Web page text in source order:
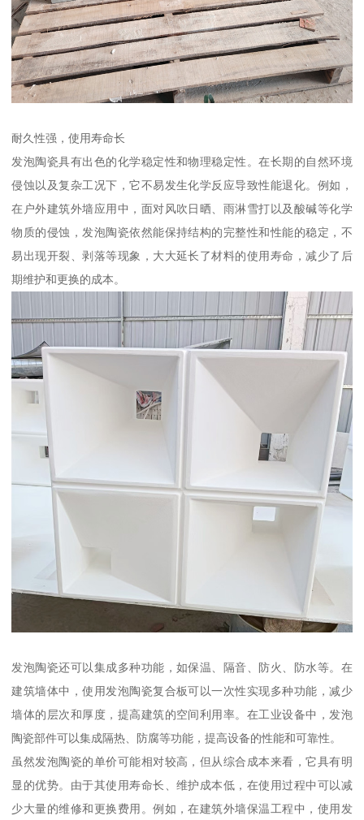
耐久性强，使用寿命长
发泡陶瓷具有出色的化学稳定性和物理稳定性。在长期的自然环境
侵蚀以及复杂工况下，它不易发生化学反应导致性能退化。例如，
在户外建筑外墙应用中，面对风吹日晒、雨淋雪打以及酸碱等化学
物质的侵蚀，发泡陶瓷依然能保持结构的完整性和性能的稳定，不
易出现开裂、剥落等现象，大大延长了材料的使用寿命，减少了后
期维护和更换的成本。
发泡陶瓷还可以集成多种功能，如保温、隔音、防火、防水等。在
建筑墙体中，使用发泡陶瓷复合板可以一次性实现多种功能，减少
墙体的层次和厚度，提高建筑的空间利用率。在工业设备中，发泡
陶瓷部件可以集成隔热、防腐等功能，提高设备的性能和可靠性。
虽然发泡陶瓷的单价可能相对较高，但从综合成本来看，它具有明
显的优势。由于其使用寿命长、维护成本低，在使用过程中可以减
少大量的维修和更换费用。例如，在建筑外墙保温工程中，使用发